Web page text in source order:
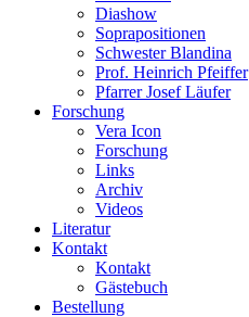
Diashow
Soprapositionen
Schwester Blandina
Prof. Heinrich Pfeiffer
Pfarrer Josef Läufer
Forschung
Vera Icon
Forschung
Links
Archiv
Videos
Literatur
Kontakt
Kontakt
Gästebuch
Bestellung